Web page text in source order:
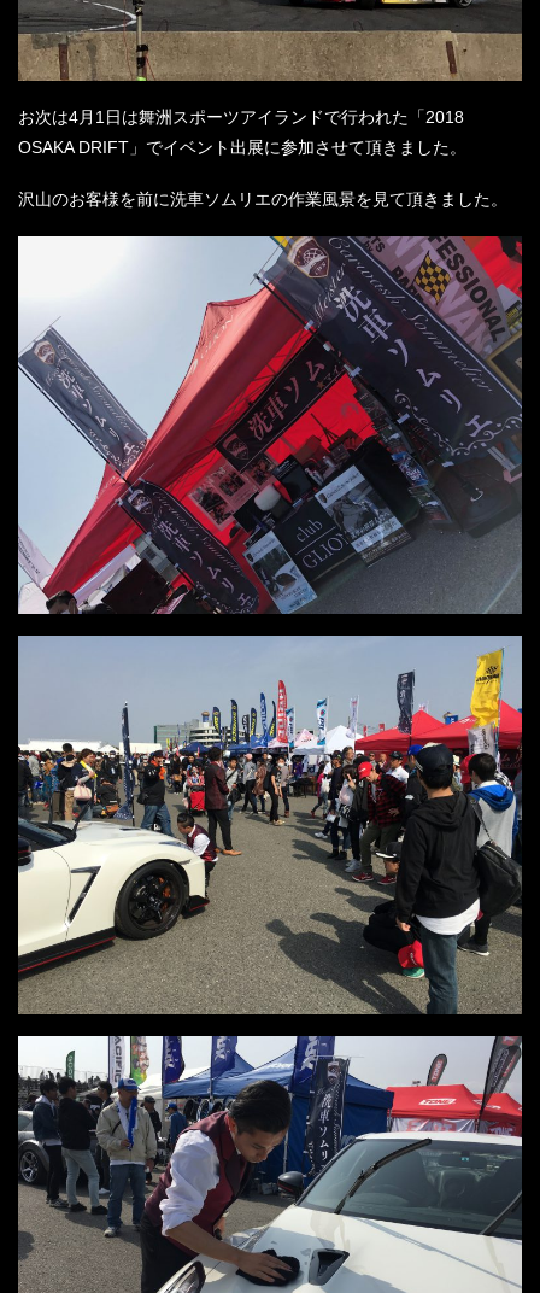
お次は4月1日は舞洲スポーツアイランドで行われた「2018
OSAKA DRIFT」でイベント出展に参加させて頂きました。
沢山のお客様を前に洗車ソムリエの作業風景を見て頂きました。